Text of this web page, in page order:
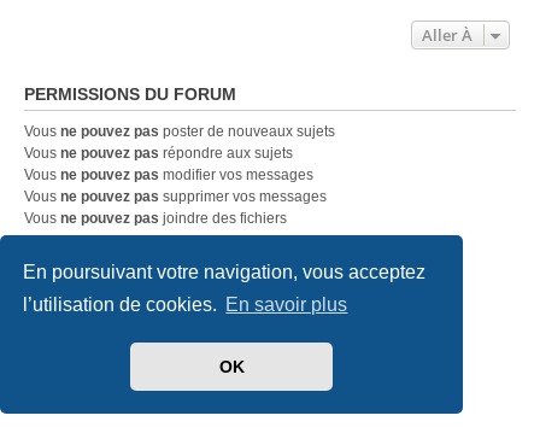
En poursuivant votre navigation, vous acceptez
l’utilisation de cookies. En savoir plus
OK
Aller À
PERMISSIONS DU FORUM
Vous ne pouvez pas poster de nouveaux sujets
Vous ne pouvez pas répondre aux sujets
Vous ne pouvez pas modifier vos messages
Vous ne pouvez pas supprimer vos messages
Vous ne pouvez pas joindre des fichiers
Accueil Index du forum Nous contacter